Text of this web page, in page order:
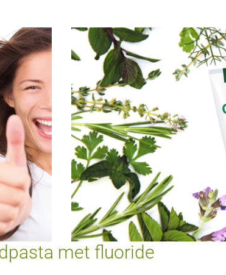
met fluoride